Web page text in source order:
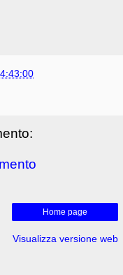
Home page
Visualizza versione web